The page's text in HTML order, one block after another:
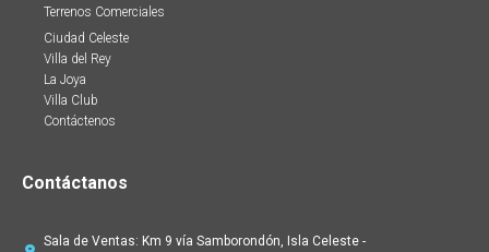
Terrenos Comerciales
Ciudad Celeste
Villa del Rey
La Joya
Villa Club
Contáctenos
Contáctanos
Sala de Ventas: Km 9 vía Samborondón, Isla Celeste -